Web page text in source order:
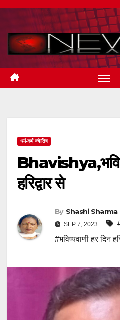
Skip
content
धर्म-कर्म ज्येातिष
हरिद्वार से
By Shashi Sharma
SEP 7, 2023
#भविष्यवाणी हर दिन